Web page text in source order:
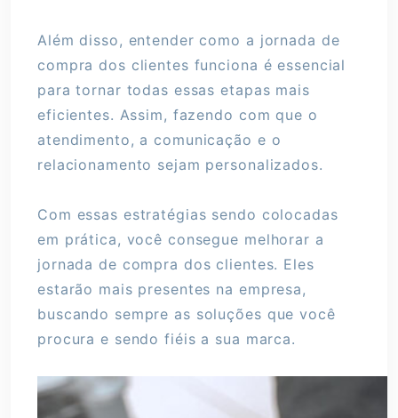
Além disso, entender como a jornada de
compra dos clientes funciona é essencial
para tornar todas essas etapas mais
eficientes. Assim, fazendo com que o
atendimento, a comunicação e o
relacionamento sejam personalizados.
Com essas estratégias sendo colocadas
em prática, você consegue melhorar a
jornada de compra dos clientes. Eles
estarão mais presentes na empresa,
buscando sempre as soluções que você
procura e sendo fiéis a sua marca.